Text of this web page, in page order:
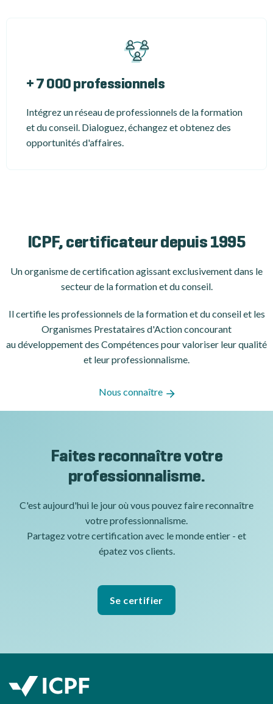
+ 7 000 professionnels
Intégrez un réseau de professionnels de la formation
et du conseil. Dialoguez, échangez et obtenez des
opportunités d'affaires.
ICPF, certificateur depuis 1995
Un organisme de certificationagissant exclusivement dans le
secteur de la formation et du conseil.
Il certifie les professionnels de la formation et du conseil et les
Organismes Prestataires d'Action concourant
au développement des Compétences pour valoriser leur qualité
et leur professionnalisme.
Nous connaître
Faites reconnaître votre
professionnalisme.
C'est aujourd'hui le jour où vous pouvez faire reconnaître
votre professionnalisme.
Partagez votre certification avec le monde entier - et
épatez vos clients.
Se certifier